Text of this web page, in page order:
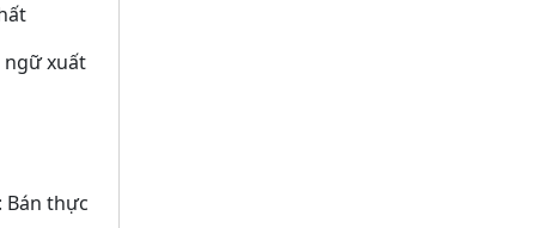
ngữ xuất
Bán thực